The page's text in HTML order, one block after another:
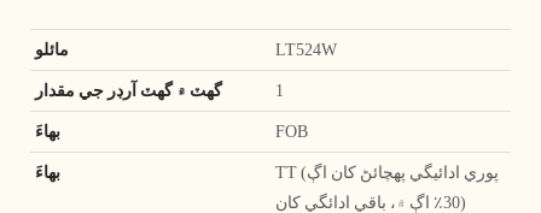
LT524W
گھٽ ۾ گھٽ آرڊر جي مقدار 1
FOB
TT (پوري ادائيگي پهچائڻ کان اڳ
(30٪ اڳ ۾، باقي ادائگي کان